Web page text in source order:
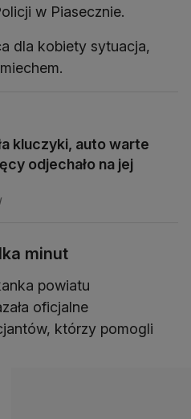
w Piasecznie.
dla kobiety sytuacja,
kluczyki, auto warte
odjechało na jej
minut
powiatu
oficjalne
którzy pomogli